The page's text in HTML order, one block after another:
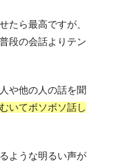
たら最高ですが、
段の会話よりテン
や他の人の話を聞
いてボソボソ話し
ような明るい声が